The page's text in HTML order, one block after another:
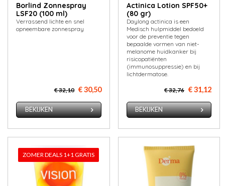
Borlind Zonnespray
LSF20 (100 ml)
Verrassend lichte en snel
opneembare zonnespray
€ 32,10 € 30,50
BEKIJKEN
Actinica Lotion SPF50+
(80 gr)
Daylong actinica is een
Medisch hulpmiddel bedoeld
voor de preventie tegen
bepaalde vormen van niet-
melanome huidkanker bij
risicopatiënten
(immunosuppressie) en bij
lichtdermatose.
€ 32,76 € 31,12
BEKIJKEN
ZOMER DEALS 1+1 GRATIS